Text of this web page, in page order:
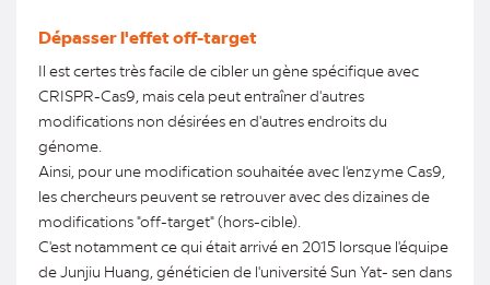
Dépasser l'effet off-target
Il est certes très facile de cibler un gène spécifique avec
CRISPR-Cas9, mais cela peut entraîner d'autres
modifications non désirées en d'autres endroits du
génome.
Ainsi, pour une modification souhaitée avec l'enzyme Cas9,
les chercheurs peuvent se retrouver avec des dizaines de
modifications "off-target" (hors-cible).
C'est notamment ce qui était arrivé en 2015 lorsque l'équipe
de Junjiu Huang, généticien de l'université Sun Yat- sen dans